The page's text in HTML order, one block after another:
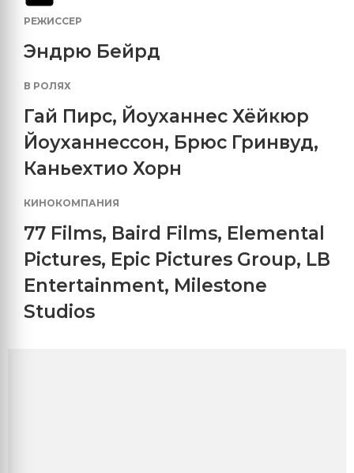
РЕЖИССЕР
Эндрю Бейрд
В РОЛЯХ
Гай Пирс, Йоуханнес Хёйкюр
Йоуханнессон, Брюс Гринвуд,
Каньехтио Хорн
КИНОКОМПАНИЯ
77 Films, Baird Films, Elemental
Pictures, Epic Pictures Group, LB
Entertainment, Milestone
Studios